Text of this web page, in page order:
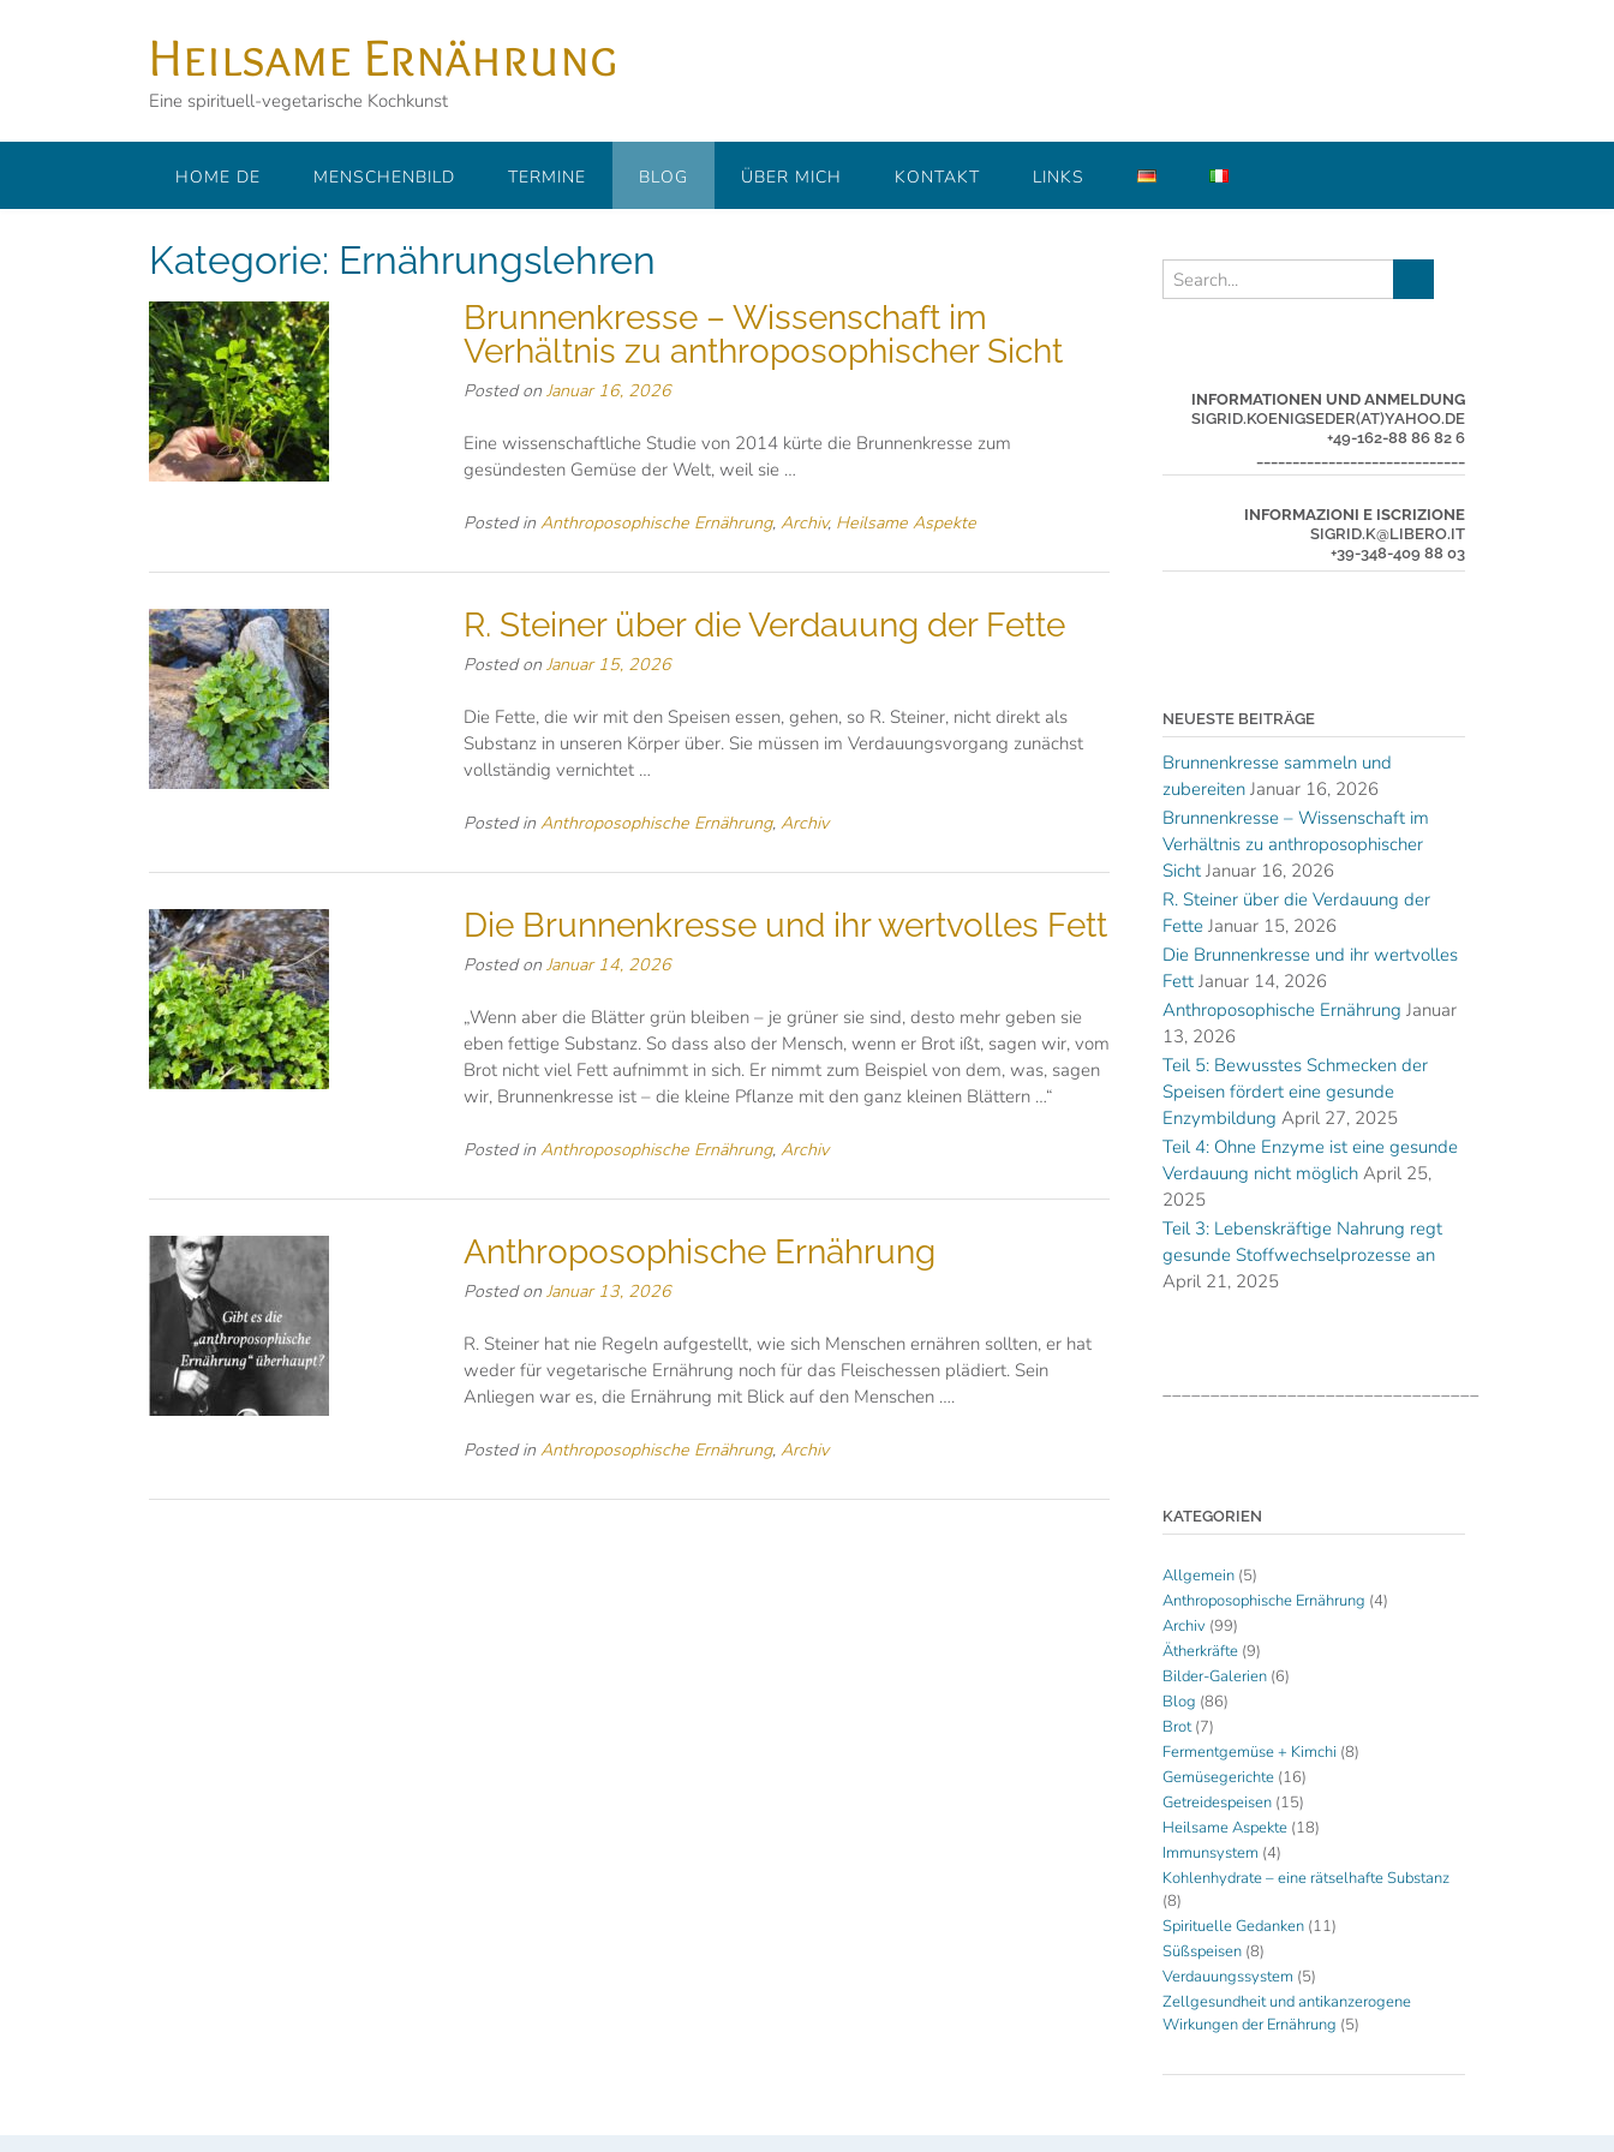
Heilsame Ernährung
Eine spirituell-vegetarische Kochkunst
HOME DE MENSCHENBILD TERMINE BLOG ÜBER MICH KONTAKT LINKS
Kategorie: Ernährungslehren
Brunnenkresse – Wissenschaft im
Verhältnis zu anthroposophischer Sicht
Posted on Januar 16, 2026
Eine wissenschaftliche Studie von 2014 kürte die Brunnenkresse zum
gesündesten Gemüse der Welt, weil sie …
Posted in Anthroposophische Ernährung, Archiv, Heilsame Aspekte
R. Steiner über die Verdauung der Fette
Posted on Januar 15, 2026
Die Fette, die wir mit den Speisen essen, gehen, so R. Steiner, nicht direkt als
Substanz in unseren Körper über. Sie müssen im Verdauungsvorgang zunächst
vollständig vernichtet …
Posted in Anthroposophische Ernährung, Archiv
Die Brunnenkresse und ihr wertvolles Fett
Posted on Januar 14, 2026
„Wenn aber die Blätter grün bleiben – je grüner sie sind, desto mehr geben sie
eben fettige Substanz. So dass also der Mensch, wenn er Brot ißt, sagen wir, vom
Brot nicht viel Fett aufnimmt in sich. Er nimmt zum Beispiel von dem, was, sagen
wir, Brunnenkresse ist – die kleine Pflanze mit den ganz kleinen Blättern …“
Posted in Anthroposophische Ernährung, Archiv
Anthroposophische Ernährung
Posted on Januar 13, 2026
R. Steiner hat nie Regeln aufgestellt, wie sich Menschen ernähren sollten, er hat
weder für vegetarische Ernährung noch für das Fleischessen plädiert. Sein
Anliegen war es, die Ernährung mit Blick auf den Menschen ….
Posted in Anthroposophische Ernährung, Archiv
INFORMATIONEN UND ANMELDUNG
SIGRID.KOENIGSEDER(AT)YAHOO.DE
+49-162-88 86 82 6
INFORMAZIONI E ISCRIZIONE
SIGRID.K@LIBERO.IT
+39-348-409 88 03
NEUESTE BEITRÄGE
Brunnenkresse sammeln und
zubereiten Januar 16, 2026
Brunnenkresse – Wissenschaft im
Verhältnis zu anthroposophischer
Sicht Januar 16, 2026
R. Steiner über die Verdauung der
Fette Januar 15, 2026
Die Brunnenkresse und ihr wertvolles
Fett Januar 14, 2026
Anthroposophische Ernährung Januar
13, 2026
Teil 5: Bewusstes Schmecken der
Speisen fördert eine gesunde
Enzymbildung April 27, 2025
Teil 4: Ohne Enzyme ist eine gesunde
Verdauung nicht möglich April 25,
2025
Teil 3: Lebenskräftige Nahrung regt
gesunde Stoffwechselprozesse an
April 21, 2025
_________________________________
KATEGORIEN
Allgemein(5)
Anthroposophische Ernährung (4)
Archiv (99)
Ätherkräfte(9)
Bilder-Galerien(6)
Blog (86)
Brot(7)
Fermentgemüse + Kimchi (8)
Gemüsegerichte(16)
Getreidespeisen(15)
Heilsame Aspekte(18)
Immunsystem (4)
Kohlenhydrate – eine rätselhafte Substanz
(8)
Spirituelle Gedanken(11)
Süßspeisen(8)
Verdauungssystem (5)
Zellgesundheit und antikanzerogene
Wirkungen der Ernährung (5)